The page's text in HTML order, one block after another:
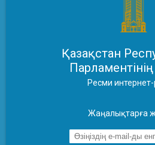
Қазақстан
Ресми
Жаңалықтарға